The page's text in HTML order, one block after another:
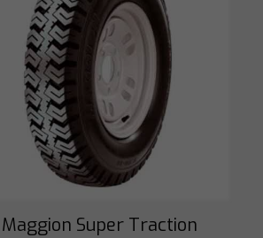
Maggion Super Traction